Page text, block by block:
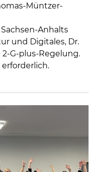
Müntzer-
Anhalts
und Digitales, Dr.
2-G-plus-Regelung.